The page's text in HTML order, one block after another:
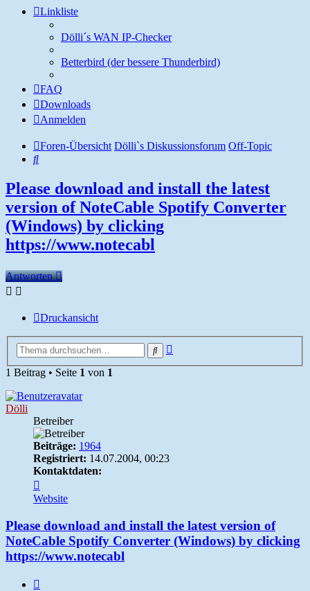
Linkliste
Dölli´s WAN IP-Checker
Betterbird (der bessere Thunderbird)
FAQ
Downloads
Anmelden
Foren-Übersicht Dölli`s Diskussionsforum Off-Topic
Suche
Please download and install the latest
version of NoteCable Spotify Converter
(Windows) by clicking
https://www.notecabl
Antworten
Druckansicht
Suche
1 Beitrag • Seite 1 von 1
Dölli
Betreiber
Beiträge: 1964
Registriert: 14.07.2004, 00:23
Kontaktdaten:
von
Dölli
Website
Please download and install the latest version of
NoteCable Spotify Converter (Windows) by clicking
https://www.notecabl